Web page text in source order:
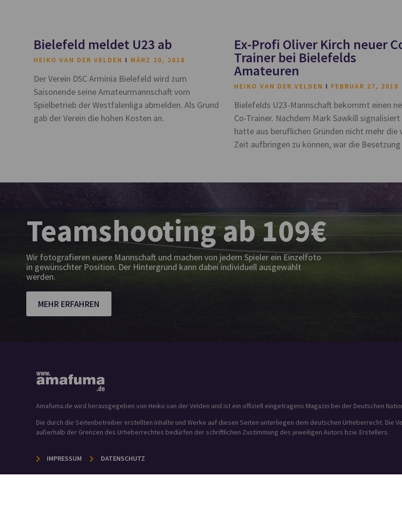
Bielefeld meldet U23 ab
HEIKO VAN DER VELDEN MÄRZ 20, 2018
Der Verein DSC Arminia Bielefeld wird zum
Saisonende seine Amateurmannschaft vom
Spielbetrieb der Westfalenliga abmelden. Als Grund
gab der Verein die hohen Kosten an.
Ex-Profi Oliver Kirch neuer
Trainer bei Bielefelds
Amateuren
HEIKO VAN DER VELDEN FEBRUAR 27, 2018
Bielefelds U23-Mannschaft bekommt einen
Co-Trainer. Nachdem Mark Sawkill signalisiert
hatte aus beruflichen Gründen nicht mehr die
Zeit aufbringen zu können, war die Besetzung
Teamshooting ab 109€
Wir fotografieren euere Mannschaft und machen von jedem Spieler ein Einzelfoto
in gewünschter Position. Der Hintergrund kann dabei individuell ausgewählt
werden.
MEHR ERFAHREN
Amafuma.de wird herausgegeben von Heiko van der Velden und ist ein offiziell eingetragens Magazin bei der Deutschen
Die durch die Seitenbetreiber erstellten Inhalte und Werke auf diesen Seiten unterliegen dem deutschen Urheberrecht. Die
außerhalb der Grenzen des Urheberrechtes bedürfen der schriftlichen Zustimmung des jeweiligen Autors bzw. Erstellers.
IMPRESSUM DATENSCHUTZ